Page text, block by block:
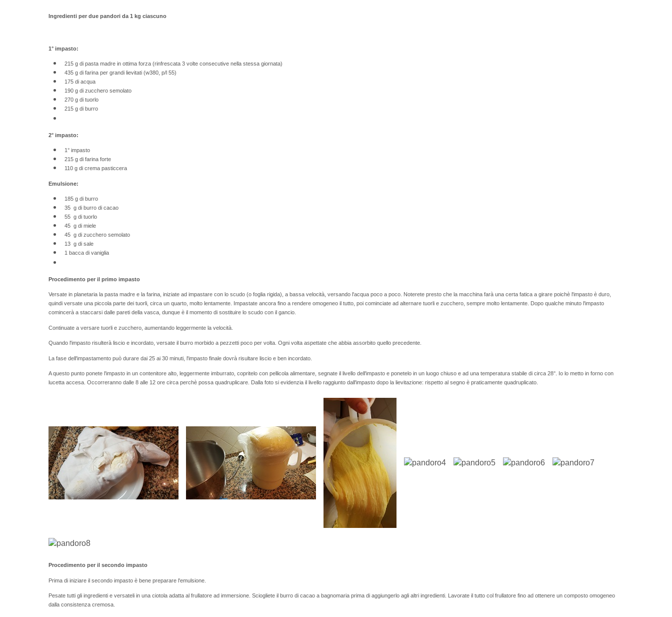
Ingredienti per due pandori da 1 kg ciascuno
1° impasto:
215 g di pasta madre in ottima forza (rinfrescata 3 volte consecutive nella stessa giornata)
435 g di farina per grandi lievitati (w380, p/l 55)
175 di acqua
190 g di zucchero semolato
270 g di tuorlo
215 g di burro
2° impasto:
1° impasto
215 g di farina forte
110 g di crema pasticcera
Emulsione:
185 g di burro
35 g di burro di cacao
55 g di tuorlo
45 g di miele
45 g di zucchero semolato
13 g di sale
1 bacca di vaniglia
Procedimento per il primo impasto
Versate in planetaria la pasta madre e la farina, iniziate ad impastare con lo scudo (o foglia rigida), a bassa velocità, versando l'acqua poco a poco. Noterete presto che la macchina farà una certa fatica a girare poichè l'impasto è duro,
quindi versate una piccola parte dei tuorli, circa un quarto, molto lentamente. Impastate ancora fino a rendere omogeneo il tutto, poi cominciate ad alternare tuorli e zucchero, sempre molto lentamente. Dopo qualche minuto l'impasto
comincerà a staccarsi dalle pareti della vasca, dunque è il momento di sostituire lo scudo con il gancio.
Continuate a versare tuorli e zucchero, aumentando leggermente la velocità.
Quando l'impasto risulterà liscio e incordato, versate il burro morbido a pezzetti poco per volta. Ogni volta aspettate che abbia assorbito quello precedente.
La fase dell'impastamento può durare dai 25 ai 30 minuti, l'impasto finale dovrà risultare liscio e ben incordato.
A questo punto ponete l'impasto in un contenitore alto, leggermente imburrato, copritelo con pellicola alimentare, segnate il livello dell'impasto e ponetelo in un luogo chiuso e ad una temperatura stabile di circa 28°. Io lo metto in forno con
lucetta accesa. Occorreranno dalle 8 alle 12 ore circa perchè possa quadruplicare. Dalla foto si evidenzia il livello raggiunto dall'impasto dopo la lievitazione: rispetto al segno è praticamente quadruplicato.
Procedimento per il secondo impasto
Prima di iniziare il secondo impasto è bene preparare l'emulsione.
Pesate tutti gli ingredienti e versateli in una ciotola adatta al frullatore ad immersione. Sciogliete il burro di cacao a bagnomaria prima di aggiungerlo agli altri ingredienti. Lavorate il tutto col frullatore fino ad ottenere un composto omogeneo
dalla consistenza cremosa.